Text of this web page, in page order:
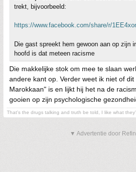
trekt, bijvoorbeeld:
https://www.facebook.com/share/r/
Die gast spreekt hem gewoon aan op zijn
hoofd is dat meteen racisme
Die makkelijke stok om mee te slaan
andere kant op. Verder weet ik niet of
Marokkaan" is en lijkt hij het na de
gooien op zijn psychologische
That's the drugs talking and truth be told, I like what
▼ Advertentie door